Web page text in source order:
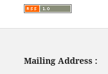
Mailing Address :